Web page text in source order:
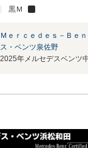
黒Ｍ
Ｍｅｒｃｅｄｅｓ－Ｂｅ
ス・ベンツ泉佐野